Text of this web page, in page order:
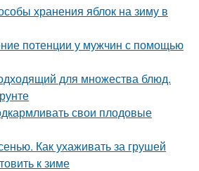
хранения яблок на зиму в
потенции у мужчин с помощью
для множества блюд.
свои плодовые
Как ухаживать за грушей
к зиме